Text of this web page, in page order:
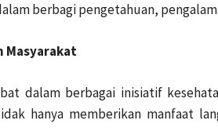
berbagi pengetahuan,
Masyarakat
dalam berbagai inisiatif
hanya memberikan manfaat